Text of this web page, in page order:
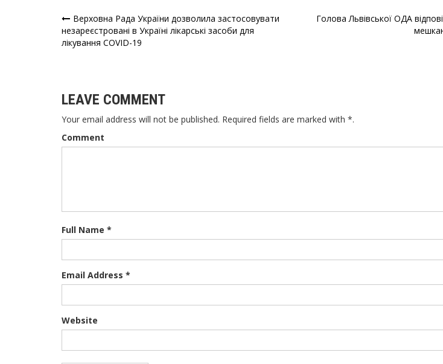
Навігація
записів
Верховна Рада України дозволила застосовувати
незареєстровані в Україні лікарські засоби для
лікування COVID-19
Голова Львівської ОДА
LEAVE COMMENT
Your email address will not be published. Required fields are marked with *.
Comment
Full Name *
Email Address *
Website